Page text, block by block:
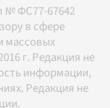
№ ФС77-67642
в сфере
массовых
г. Редакция не
информации,
Редакция не